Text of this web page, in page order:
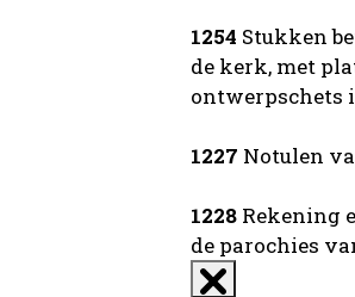
1254 Stukken
de kerk, met
ontwerpschets
1227 Notulen
1228 Rekening
de parochies